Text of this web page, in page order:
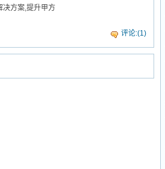
决方案,提升甲方
评论:(1)